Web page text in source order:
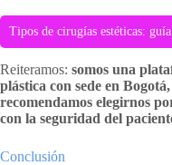
Tipos de cirugías estéticas:
Reiteramos: somos una
plástica con sede en
recomendamos elegirnos
con la seguridad del
Conclusión